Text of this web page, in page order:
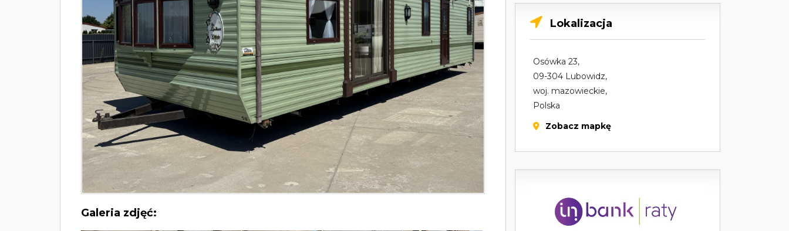
Galeria zdjęć:
Lokalizacja
Osówka 23,
09-304 Lubowidz,
woj. mazowieckie,
Polska
Zobacz mapkę